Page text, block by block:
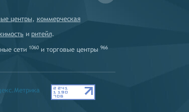
центры, коммерческая
и ритейл.
сети 1060и торговые центры 966